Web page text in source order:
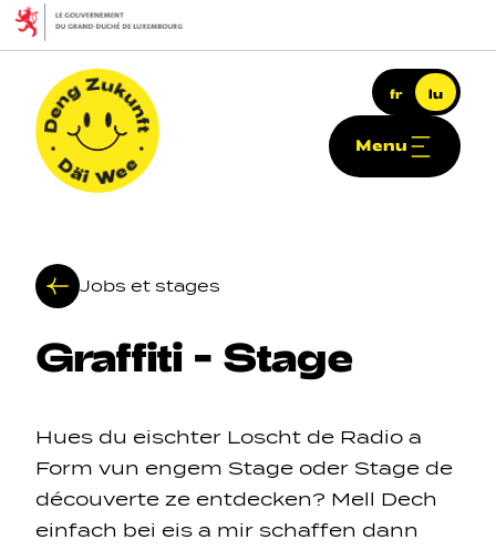
Skip to main content
fr lu
Menu
Haapt-Navigatioun
Jobs et stages
Graffiti - Stage
Hues du eischter Loscht de Radio a
Form vun engem Stage oder Stage de
découverte ze entdecken? Mell Dech
einfach bei eis a mir schaffen dann